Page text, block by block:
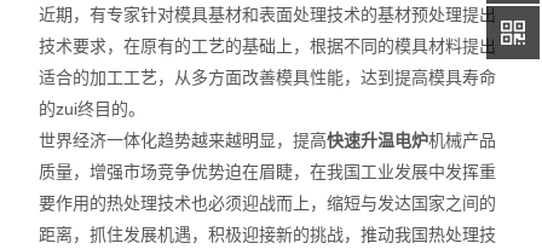
耐火材料检测仪器
快速升温电炉
多孔陶瓷工程陶瓷试验仪
无机非金属材料理化试验仪
近期，有专家针对模具基材和表面处理技术的基材预处理提出
技术要求，在原有的工艺的基础上，根据不同的模具材料提出
适合的加工工艺，从多方面改善模具性能，达到提高模具寿命
的zui终目的。
世界经济一体化趋势越来越明显，提高快速升温电炉机械产品
质量，增强市场竞争优势迫在眉睫，在我国工业发展中发挥重
要作用的热处理技术也必须迎战而上，缩短与发达国家之间的
距离，抓住发展机遇，积极迎接新的挑战，推动我国热处理技